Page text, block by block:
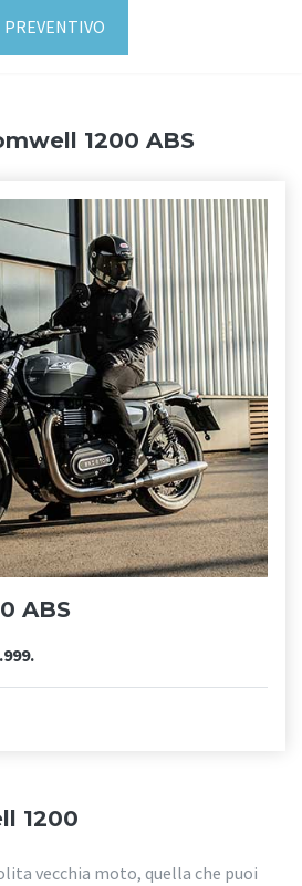
PREVENTIVO
1200 ABS
ABS
1200
vecchia moto, quella che puoi